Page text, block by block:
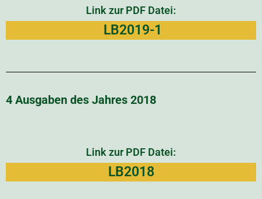
Link zur PDF Datei:
LB2019-1
4 Ausgaben des Jahres 2018
Link zur PDF Datei:
LB2018